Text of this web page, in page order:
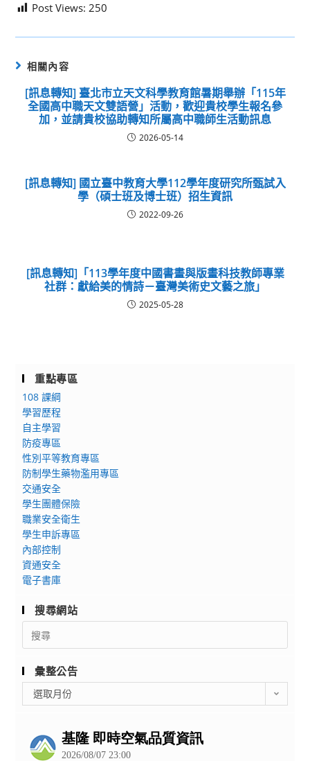
Post Views: 250
相關內容
[訊息轉知] 臺北市立天文科學教育館暑期舉辦「115年
全國高中職天文雙語營」活動，歡迎貴校學生報名參
加，並請貴校協助轉知所屬高中職師生活動訊息
2026-05-14
[訊息轉知] 國立臺中教育大學112學年度研究所甄試入
學（碩士班及博士班）招生資訊
2022-09-26
[訊息轉知]「113學年度中國書畫與版畫科技教師專業
社群：獻給美的情詩－臺灣美術史文藝之旅」
2025-05-28
重點專區
108 課綱
學習歷程
自主學習
防疫專區
性別平等教育專區
防制學生藥物濫用專區
交通安全
學生團體保險
職業安全衛生
學生申訴專區
內部控制
資通安全
電子書庫
搜尋網站
Search
for:
彙整公告
整
選取月份